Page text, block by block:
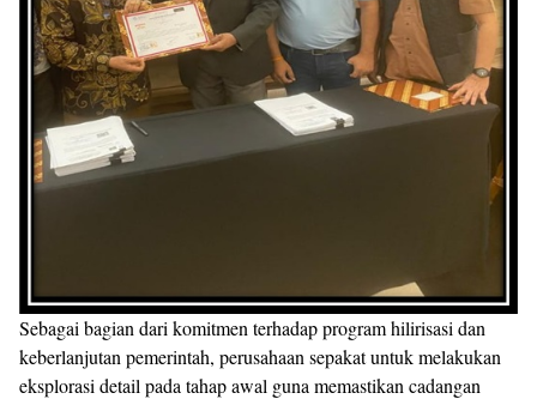
Sebagai bagian dari komitmen terhadap program hilirisasi dan
keberlanjutan pemerintah, perusahaan sepakat untuk melakukan
eksplorasi detail pada tahap awal guna memastikan cadangan